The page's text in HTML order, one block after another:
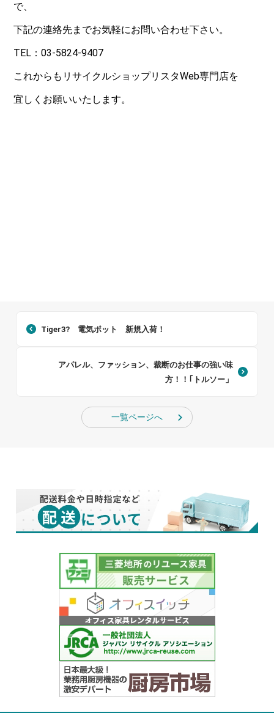
で、
下記の連絡先までお気軽にお問い合わせ下さい。
TEL：03-5824-9407
これからもリサイクルショップリスタWeb専門店を
宜しくお願いいたします。
Tiger3? 電気ポット 新規入荷！
アパレル、ファッション、裁断のお仕事の強い味
方！！｢トルソー」
一覧ページへ